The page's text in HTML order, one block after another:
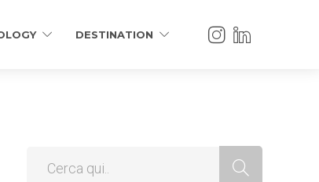
DESTINATION